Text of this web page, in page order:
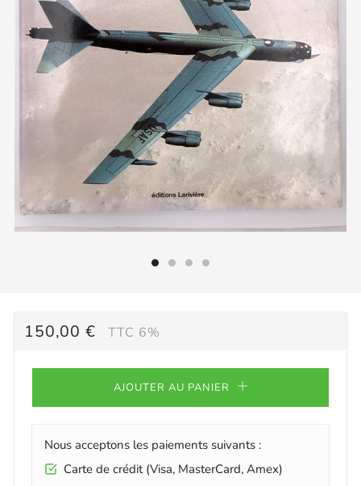
PRIX
150,00 € TTC 6%
AJOUTER AU PANIER
Nous acceptons les paiements suivants :
Carte de crédit (Visa, MasterCard, Amex)